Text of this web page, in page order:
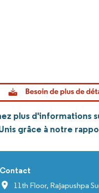
plus d'informations
grâce à notre
Contact
11th Floor, Rajapushpa